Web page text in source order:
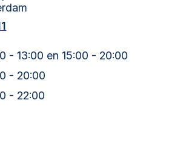
- 13:00 en 15:00 - 20:00
- 20:00
- 22:00